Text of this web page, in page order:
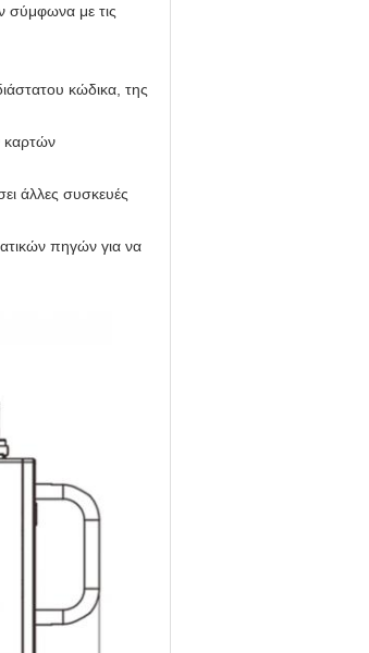
σύμφωνα με τις
κώδικα, της
καρτών
άλλες συσκευές
πηγών για να